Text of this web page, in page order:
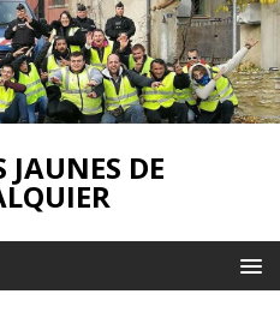
JAUNES DE